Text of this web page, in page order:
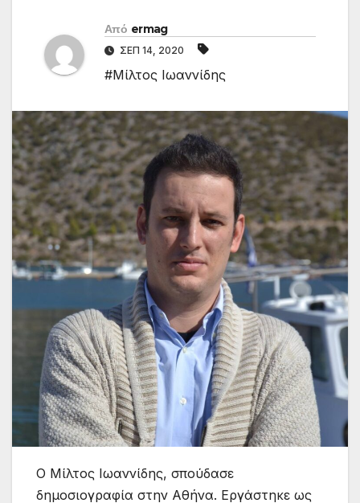
Από ermag
ΣΕΠ 14, 2020
#Μίλτος Ιωαννίδης
Ο Μίλτος Ιωαννίδης, σπούδασε
δημοσιογραφία στην Αθήνα. Εργάστηκε ως